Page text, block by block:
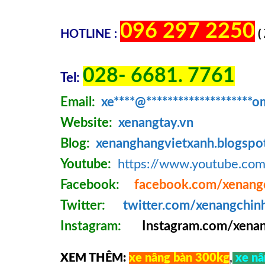
HOTLINE : 096 297 2250 (
Tel: 028- 6681. 7761
Email: xe****@********************
Website: xenangtay.vn
Blog:
Youtube:
https://
Facebook:
facebook.com/
Twitter:
twitter.com/
Instagram:
Instagram.com/
XEM THÊM: xe nâng bàn 300kg, xe